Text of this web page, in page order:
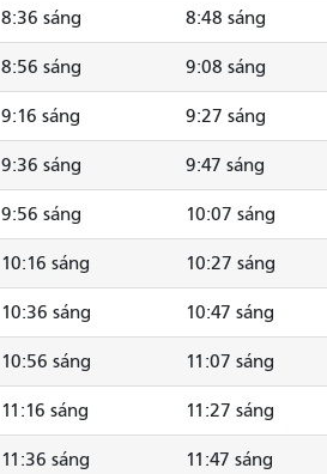
8:36 sáng 8:48 sáng
8:56 sáng 9:08 sáng
9:16 sáng 9:27 sáng
9:36 sáng 9:47 sáng
9:56 sáng 10:07 sáng
10:16 sáng 10:27 sáng
10:36 sáng 10:47 sáng
10:56 sáng 11:07 sáng
11:16 sáng 11:27 sáng
11:36 sáng 11:47 sáng